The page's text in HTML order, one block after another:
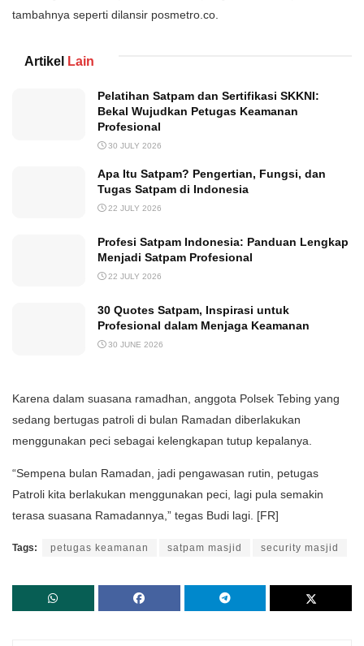
tambahnya seperti dilansir posmetro.co.
Artikel Lain
Pelatihan Satpam dan Sertifikasi SKKNI:
Bekal Wujudkan Petugas Keamanan
Profesional
30 JULY 2026
Apa Itu Satpam? Pengertian, Fungsi, dan
Tugas Satpam di Indonesia
22 JULY 2026
Profesi Satpam Indonesia: Panduan Lengkap
Menjadi Satpam Profesional
22 JULY 2026
30 Quotes Satpam, Inspirasi untuk
Profesional dalam Menjaga Keamanan
30 JUNE 2026
Karena dalam suasana ramadhan, anggota Polsek Tebing yang
sedang bertugas patroli di bulan Ramadan diberlakukan
menggunakan peci sebagai kelengkapan tutup kepalanya.
“Sempena bulan Ramadan, jadi pengawasan rutin, petugas
Patroli kita berlakukan menggunakan peci, lagi pula semakin
terasa suasana Ramadannya,” tegas Budi lagi. [FR]
Tags: petugas keamanan satpam masjid security masjid